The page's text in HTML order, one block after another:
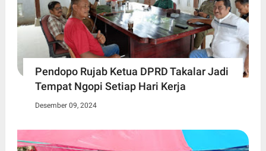
Pendopo Rujab Ketua DPRD Takalar Jadi
Tempat Ngopi Setiap Hari Kerja
Desember 09, 2024